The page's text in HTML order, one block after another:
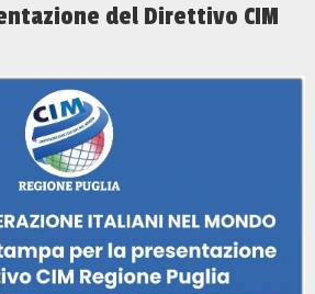
del Direttivo CIM